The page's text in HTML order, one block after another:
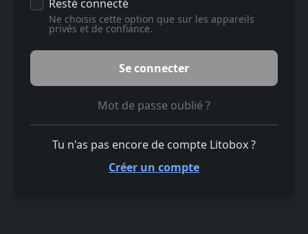
Resté connecté
Ne choisis cette option que sur les appareils
privés et de confiance.
Mot de passe oublié ?
Tu n'as pas encore de compte Litobox ?
Créer un compte